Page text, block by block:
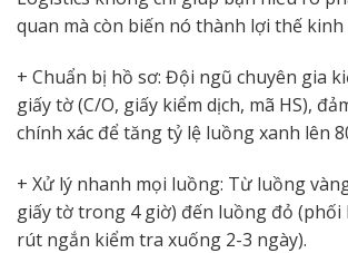
quan mà còn biến nó thành lợi thế kinh
+ Chuẩn bị hồ sơ: Đội ngũ chuyên gia
giấy tờ (C/O, giấy kiểm dịch, mã HS),
chính xác để tăng tỷ lệ luồng xanh lên
+ Xử lý nhanh mọi luồng: Từ luồng
giấy tờ trong 4 giờ) đến luồng đỏ (phối
rút ngắn kiểm tra xuống 2-3 ngày).